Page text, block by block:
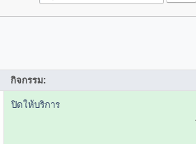
กิจกรรม:
ปิดให้บริการ